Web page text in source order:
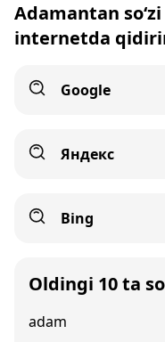
Adamantan
internetda
Google
Яндекс
Bing
Oldingi 10 ta
adam